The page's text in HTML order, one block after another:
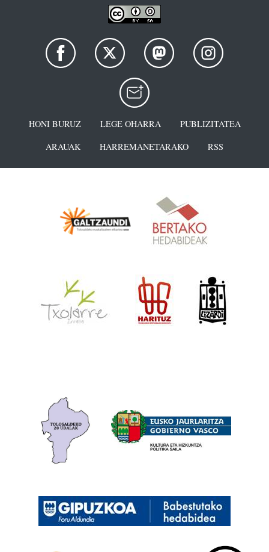
HONI BURUZ LEGE OHARRA
PUBLIZITATEA
ARAUAK
HARREMANETARAKO RSS